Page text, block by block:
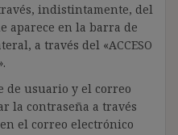
indistintamente, del
aparece en la barra de
a través del «ACCESO
de usuario y el correo
la contraseña a través
el correo electrónico